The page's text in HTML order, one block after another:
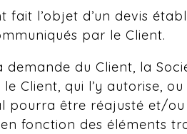
fait l’objet d’un devis
par le Client.
demande du Client, la
Client, qui l’y autorise,
pourra être réajusté et/ou
fonction des éléments